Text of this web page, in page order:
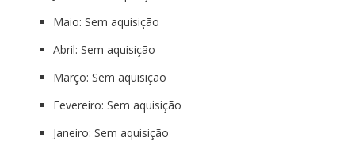
Maio: Sem aquisição
Abril: Sem aquisição
Março: Sem aquisição
Fevereiro: Sem aquisição
Janeiro: Sem aquisição